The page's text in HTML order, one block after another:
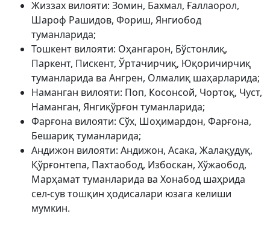
Жиззах вилояти: Зомин, Бахмал, Ғаллаорол,
Шароф Рашидов, Фориш, Янгиобод
туманларида;
Тошкент вилояти: Оҳангарон, Бўстонлиқ,
Паркент, Пискент, Ўртачирчиқ, Юқоричирчиқ
туманларида ва Ангрен, Олмалиқ шаҳарларида;
Наманган вилояти: Поп, Косонсой, Чортоқ, Чуст,
Наманган, Янгиқўрғон туманларида;
Фарғона вилояти: Сўх, Шоҳимардон, Фарғона,
Бешариқ туманларида;
Андижон вилояти: Андижон, Асака, Жалақудуқ,
Қўрғонтепа, Пахтаобод, Избоскан, Хўжаобод,
Марҳамат туманларида ва Хонабод шаҳрида
сел-сув тошқин ҳодисалари юзага келиши
мумкин.